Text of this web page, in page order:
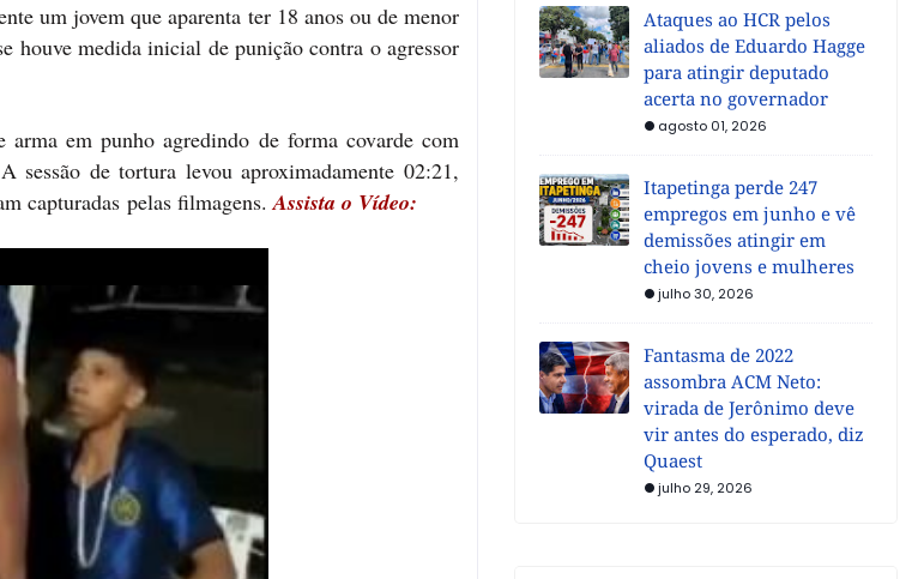
um jovem que aparenta ter 18 anos ou de menor
houve medida inicial de punição contra o agressor
em punho agredindo de forma covarde com
de tortura levou aproximadamente 02:21,
capturadas pelas filmagens.Assista o Vídeo:
Ataques ao HCR pelos
aliados de Eduardo Hagge
para atingir deputado
acerta no governador
agosto 01, 2026
Itapetinga perde 247
empregos em junho e vê
demissões atingir em
cheio jovens e mulheres
julho 30, 2026
Fantasma de 2022
assombra ACM Neto:
virada de Jerônimo deve
vir antes do esperado, diz
Quaest
julho 29, 2026